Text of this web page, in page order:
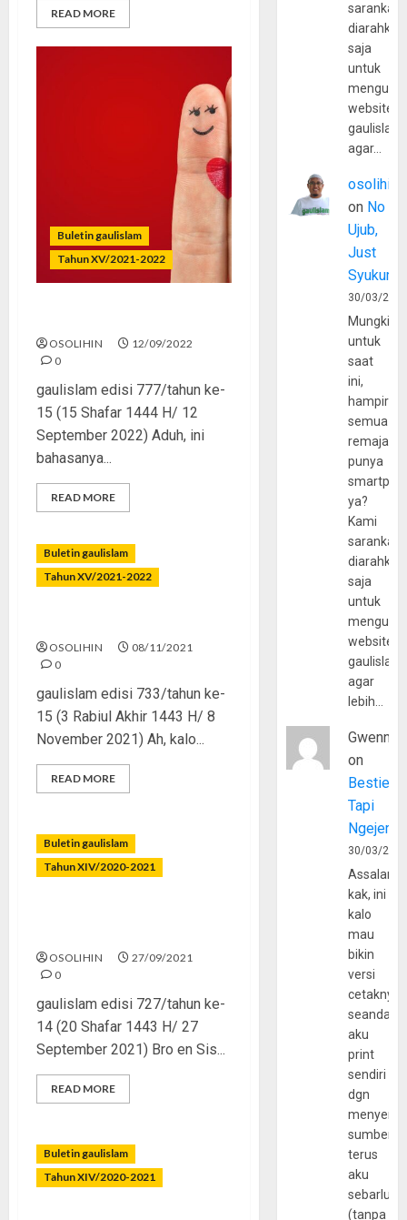
READ MORE
Buletin gaulislam
Tahun XV/2021-2022
OSOLIHIN
12/09/2022
0
gaulislam edisi 777/tahun ke-
15 (15 Shafar 1444 H/ 12
September 2022) Aduh, ini
bahasanya...
READ MORE
Buletin gaulislam
Tahun XV/2021-2022
OSOLIHIN
08/11/2021
0
gaulislam edisi 733/tahun ke-
15 (3 Rabiul Akhir 1443 H/ 8
November 2021) Ah, kalo...
READ MORE
Buletin gaulislam
Tahun XIV/2020-2021
OSOLIHIN
27/09/2021
0
gaulislam edisi 727/tahun ke-
14 (20 Shafar 1443 H/ 27
September 2021) Bro en Sis...
READ MORE
Buletin gaulislam
Tahun XIV/2020-2021
sarankan,
diarahkan
saja
untuk
website
agar…
osolihin
on No
Ujub,
Just
Syukur
30/03/
Mungkin
untuk
saat
ini,
hampir
semua
remaja
punya
ya?
Kami
sarankan,
diarahkan
saja
untuk
website
agar
lebih…
Gwenny
on
Bestie
Tapi
30/03/
kak, ini
kalo
mau
bikin
versi
cetaknya
aku
print
sendiri
dgn
sumber
terus
aku
(tanpa